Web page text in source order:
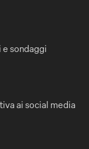
sondaggi
ai social media